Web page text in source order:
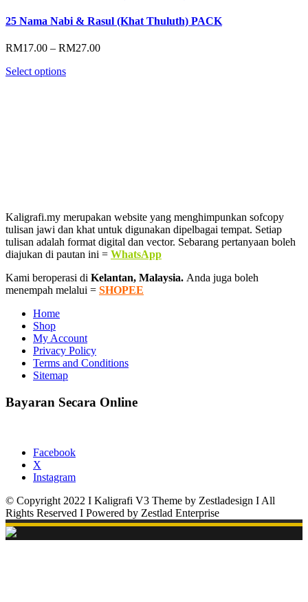
25 Nama Nabi & Rasul (Khat Thuluth) PACK
RM17.00 – RM27.00Price
Select options
Kaligrafi.my merupakan website yang menghimpunkan sofcopy
tulisan jawi dan khat untuk digunakan dipelbagai tempat. Setiap
tulisan adalah format digital dan vector. Sebarang pertanyaan boleh
diajukan di pautan ini = WhatsApp
Kami beroperasi di Kelantan, Malaysia. Anda juga boleh
menempah melalui = SHOPEE
Home
Shop
My Account
Privacy Policy
Terms and Conditions
Sitemap
Bayaran Secara Online
Facebook
X
Instagram
© Copyright 2022 I Kaligrafi V3 Theme by Zestladesign I All
Rights Reserved I Powered by Zestlad Enterprise